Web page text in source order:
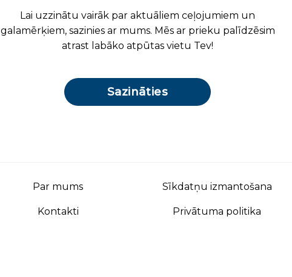
Lai uzzinātu vairāk par aktuāliem ceļojumiem un
galamērķiem, sazinies ar mums. Mēs ar prieku palīdzēsim
atrast labāko atpūtas vietu Tev!
Sazināties
Par mums
Kontakti
Sīkdatņu izmantošana
Privātuma politika